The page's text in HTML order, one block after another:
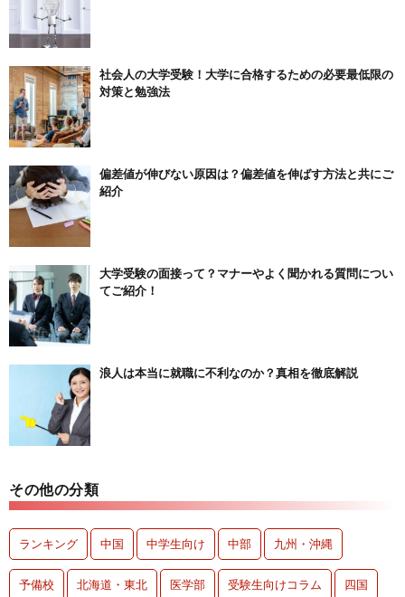
社会人の大学受験！大学に合格するための必要最低限の
対策と勉強法
偏差値が伸びない原因は？偏差値を伸ばす方法と共にご
紹介
大学受験の面接って？マナーやよく聞かれる質問につい
てご紹介！
浪人は本当に就職に不利なのか？真相を徹底解説
その他の分類
ランキング 中国 中学生向け 中部 九州・沖縄
予備校 北海道・東北 医学部 受験生向けコラム 四国